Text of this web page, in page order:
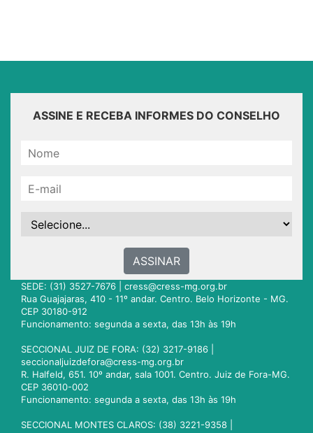
ASSINE E RECEBA INFORMES DO CONSELHO
ASSINAR
SEDE: (31) 3527-7676 | cress@cress-mg.org.br
Rua Guajajaras, 410 - 11º andar. Centro. Belo Horizonte - MG.
CEP 30180-912
Funcionamento: segunda a sexta, das 13h às 19h
SECCIONAL JUIZ DE FORA: (32) 3217-9186 |
seccionaljuizdefora@cress-mg.org.br
R. Halfeld, 651. 10º andar, sala 1001. Centro. Juiz de Fora-MG.
CEP 36010-002
Funcionamento: segunda a sexta, das 13h às 19h
SECCIONAL MONTES CLAROS: (38) 3221-9358 |